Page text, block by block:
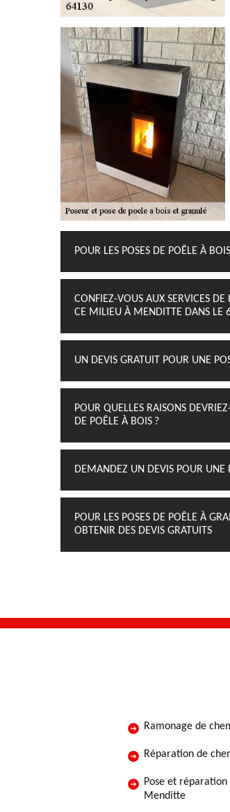
POUR LES POSES DE POÊLE À
CONFIEZ-VOUS AUX SERVICES
CE MILIEU À MENDITTE DANS LE
UN DEVIS GRATUIT POUR UNE
POUR QUELLES RAISONS
DE POÊLE À BOIS ?
DEMANDEZ UN DEVIS POUR UNE
POUR LES POSES DE POÊLE À
OBTENIR DES DEVIS GRATUITS
Ramonage de
Réparation de
Pose et
Menditte